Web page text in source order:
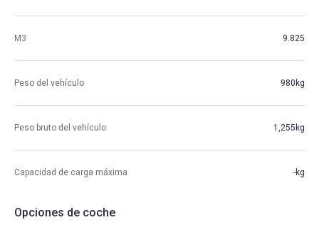
M3 9.825
Peso del vehículo 980kg
Peso bruto del vehículo 1,255kg
Capacidad de carga máxima -kg
Opciones de coche